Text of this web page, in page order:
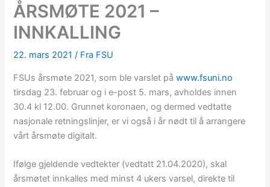
ÅRSMØTE 2021 –
INNKALLING
22. mars 2021/ Fra FSU
FSUs årsmøte 2021, som ble varslet påwww.fsuni.no
tirsdag 23. februar og i e-post 5. mars, avholdes innen
30.4 kl 12.00. Grunnet koronaen, og dermed vedtatte
nasjonale retningslinjer, er vi også i år nødt til å arrangere
vårt årsmøte digitalt.
Ifølge gjeldende vedtekter (vedtatt 21.04.2020), skal
årsmøtet innkalles med minst 4 ukers varsel, direkte til